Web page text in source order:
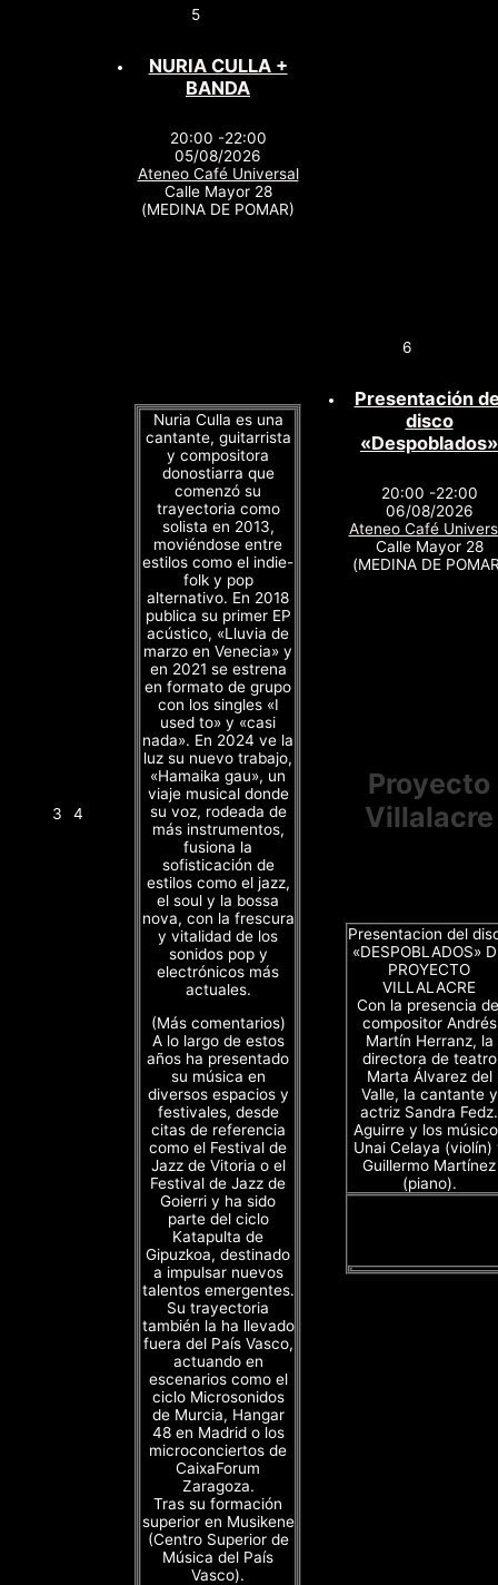
3 4
5
NURIA CULLA +
BANDA
20:00 -22:00
05/08/2026
Ateneo Café Universal
Calle Mayor 28
(MEDINA DE POMAR)
Nuria Culla es una
cantante, guitarrista
y compositora
donostiarra que
comenzó su
trayectoria como
solista en 2013,
moviéndose entre
estilos como el indie-
folk y pop
alternativo. En 2018
publica su primer EP
acústico, «Lluvia de
marzo en Venecia» y
en 2021 se estrena
en formato de grupo
con los singles «I
used to» y «casi
nada». En 2024 ve la
luz su nuevo trabajo,
«Hamaika gau», un
viaje musical donde
su voz, rodeada de
más instrumentos,
fusiona la
sofisticación de
estilos como el jazz,
el soul y la bossa
nova, con la frescura
y vitalidad de los
sonidos pop y
electrónicos más
actuales.
(Más comentarios)
A lo largo de estos
años ha presentado
su música en
diversos espacios y
festivales, desde
citas de referencia
como el Festival de
Jazz de Vitoria o el
Festival de Jazz de
Goierri y ha sido
parte del ciclo
Katapulta de
Gipuzkoa, destinado
a impulsar nuevos
talentos emergentes.
Su trayectoria
también la ha llevado
fuera del País Vasco,
actuando en
escenarios como el
ciclo Microsonidos
de Murcia, Hangar
48 en Madrid o los
microconciertos de
CaixaForum
Zaragoza.
Tras su formación
superior en Musikene
(Centro Superior de
Música del País
Vasco).
6
Presentación
disco
«Despoblados»
20:00 -22:00
06/08/2026
Ateneo Café
Calle Mayor 28
(MEDINA DE
Proyecto
Villalacre
Presentacion del
«DESPOBLADOS»
PROYECTO
VILLALACRE
Con la presencia
compositor Andrés
Martín Herranz, la
directora de teatro
Marta Álvarez del
Valle, la cantante y
actriz Sandra Fedz.
Aguirre y los
Unai Celaya (violín)
Guillermo Martínez
(piano).